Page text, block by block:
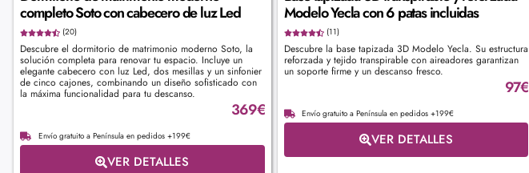
completo Soto con cabecero de luz Led
(20)
Descubre el dormitorio de matrimonio moderno Soto, la
solución completa para renovar tu espacio. Incluye un
elegante cabecero con luz Led, dos mesillas y un sinfonier
de cinco cajones, combinando un diseño sofisticado con
la máxima funcionalidad para tu descanso.
369€
Envío gratuito a Península en pedidos +199€
VER DETALLES
Modelo Yecla con 6 patas incluidas
(11)
Descubre la base tapizada 3D Modelo Yecla. Su estructura
reforzada y tejido transpirable con aireadores garantizan
un soporte firme y un descanso fresco.
97€
Envío gratuito a Península en pedidos +199€
VER DETALLES